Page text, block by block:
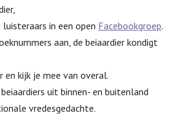
in een open Facebookgroep.
aan, de beiaardier kondigt
en kijk je mee van overal.
uit binnen- en buitenland
vredesgedachte.